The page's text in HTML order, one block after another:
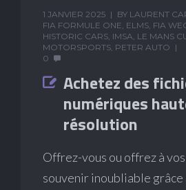
1 JANVIER 2025 BY LAURENT
FIA FORMULE ONE, ELMS, FIA
HISTORIC CARS, IMSA, LE MANS
MOTORSPORTS, PETER AUTO
0
Achetez des
numériques
résolution
Offrez-vous ou offrez à
souvenir inoubliable grâce